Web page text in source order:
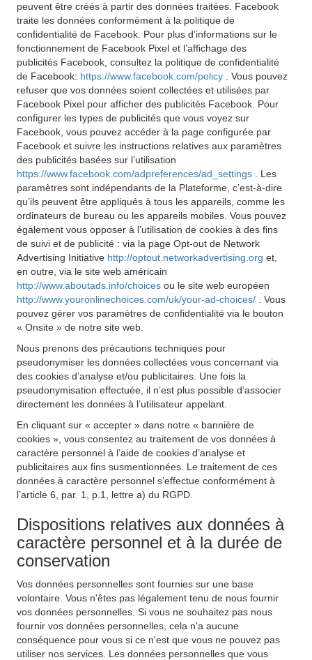
peuvent être créés à partir des données traitées. Facebook
traite les données conformément à la politique de
confidentialité de Facebook. Pour plus d’informations sur le
fonctionnement de Facebook Pixel et l’affichage des
publicités Facebook, consultez la politique de confidentialité
de Facebook: https://www.facebook.com/policy
. Vous pouvez
refuser que vos données soient collectées et utilisées par
Facebook Pixel pour afficher des publicités Facebook. Pour
configurer les types de publicités que vous voyez sur
Facebook, vous pouvez accéder à la page configurée par
Facebook et suivre les instructions relatives aux paramètres
des publicités basées sur l’utilisation
https://www.facebook.com/adpreferences/ad_settings
. Les
paramètres sont indépendants de la Plateforme, c’est-à-dire
qu’ils peuvent être appliqués à tous les appareils, comme les
ordinateurs de bureau ou les appareils mobiles. Vous pouvez
également vous opposer à l’utilisation de cookies à des fins
de suivi et de publicité : via la page Opt-out de Network
Advertising Initiative http://optout.networkadvertising.org et,
en outre, via le site web américain
http://www.aboutads.info/choices ou le site web européen
http://www.youronlinechoices.com/uk/your-ad-choices/
. Vous
pouvez gérer vos paramètres de confidentialité via le bouton
« Onsite » de notre site web.
Nous prenons des précautions techniques pour
pseudonymiser les données collectées vous concernant via
des cookies d’analyse et/ou publicitaires. Une fois la
pseudonymisation effectuée, il n’est plus possible d’associer
directement les données à l’utilisateur appelant.
En cliquant sur « accepter » dans notre « bannière de
cookies », vous consentez au traitement de vos données à
caractère personnel à l’aide de cookies d’analyse et
publicitaires aux fins susmentionnées. Le traitement de ces
données à caractère personnel s’effectue conformément à
l’article 6, par. 1, p.1, lettre a) du RGPD.
Dispositions relatives aux données à
caractère personnel et à la durée de
conservation
Vos données personnelles sont fournies sur une base
volontaire. Vous n'êtes pas légalement tenu de nous fournir
vos données personnelles. Si vous ne souhaitez pas nous
fournir vos données personnelles, cela n'a aucune
conséquence pour vous si ce n'est que vous ne pouvez pas
utiliser nos services. Les données personnelles que vous